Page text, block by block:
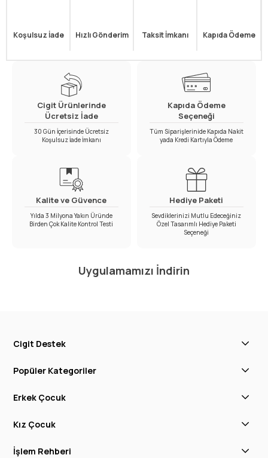
Koşulsuz İade Hızlı Gönderim Taksit İmkanı Kapıda Ödeme
Cigit Ürünlerinde
Ücretsiz İade
30 Gün İçerisinde Ücretsiz
Koşulsuz İade İmkanı
Kapıda Ödeme
Seçeneği
Tüm Siparişlerinide Kapıda Nakit
yada Kredi Kartıyla Ödeme
Kalite ve Güvence
Yılda 3 Milyona Yakın Üründe
Birden Çok Kalite Kontrol Testi
Hediye Paketi
Sevdiklerinizi Mutlu Edeceğiniz
Özel Tasarımlı Hediye Paketi
Seçeneği
Uygulamamızı İndirin
Cigit Destek
Popüler Kategoriler
Erkek Çocuk
Kız Çocuk
İşlem Rehberi